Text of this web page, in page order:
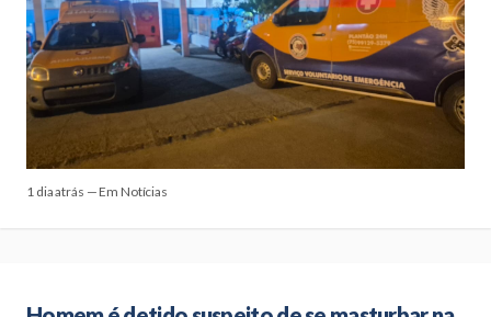
1 dia atrás — Em Notícias